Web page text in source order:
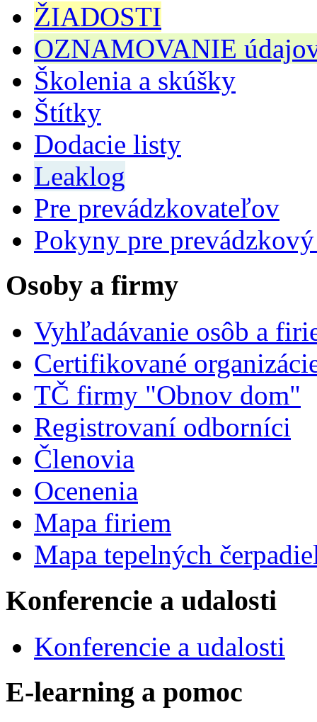
ŽIADOSTI
OZNAMOVANIE
Školenia a skúšky
Štítky
Dodacie listy
Leaklog
Pre prevádzkovateľov
Pokyny pre
Osoby a firmy
Vyhľadávanie osôb a
Certifikované
TČ firmy "Obnov dom"
Registrovaní odborníci
Členovia
Ocenenia
Mapa firiem
Mapa tepelných
Konferencie a udalosti
Konferencie a udalosti
E-learning a pomoc